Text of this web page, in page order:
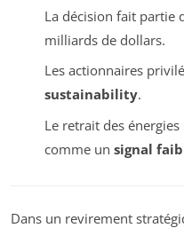
La décision fait partie
milliards de dollars.
Les actionnaires
sustainability.
Le retrait des
comme un signal
Dans un revirement